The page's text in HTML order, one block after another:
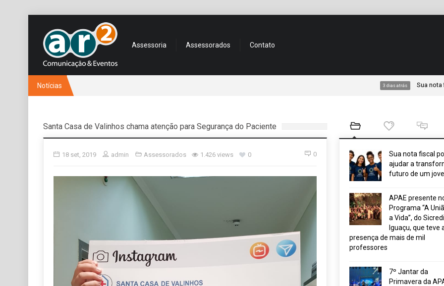
Assessoria Assessorados Contato
Notícias Sua nota fiscal pode
Santa Casa de Valinhos chama atenção para Segurança do Paciente
18 set, 2019 admin Assessorados 1.426 views 0 0
Sua nota fiscal
ajudar a
futuro de um
APAE presente
Programa “A
a Vida”, do Sicredi
Iguaçu, que teve
presença de mais de mil
professores
7º Jantar da
Primavera da